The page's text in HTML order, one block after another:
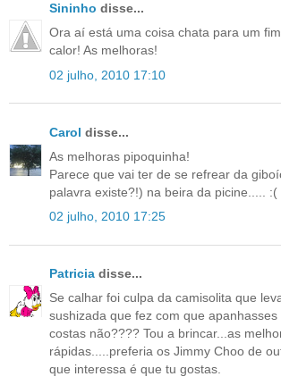
Sininho disse...
Ora aí está uma coisa chata para um
calor! As melhoras!
02 julho, 2010 17:10
Carol disse...
As melhoras pipoquinha!
Parece que vai ter de se refrear da
palavra existe?!) na beira da picine..... :(
02 julho, 2010 17:25
Patricia disse...
Se calhar foi culpa da camisolita que
sushizada que fez com que
costas não???? Tou a brincar...as
rápidas.....preferia os Jimmy Choo de
que interessa é que tu gostas.